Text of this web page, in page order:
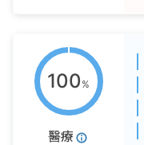
100 %
醫療